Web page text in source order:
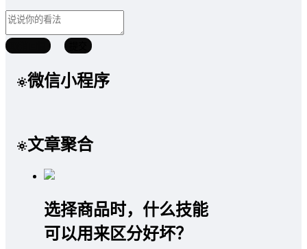
微信小程序
文章聚合
选择商品时，什么技能
可以用来区分好坏？